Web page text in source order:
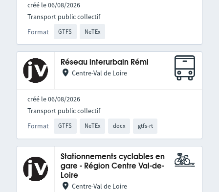
créé le 06/08/2026
Format GTFS NeTEx
Transport public collectif
Réseau interurbain Rémi
Centre-Val de Loire
créé le 06/08/2026
Format GTFS NeTEx docx gtfs-rt
Transport public collectif
Stationnements cyclables en
gare - Région Centre Val-de-
Loire
Centre-Val de Loire